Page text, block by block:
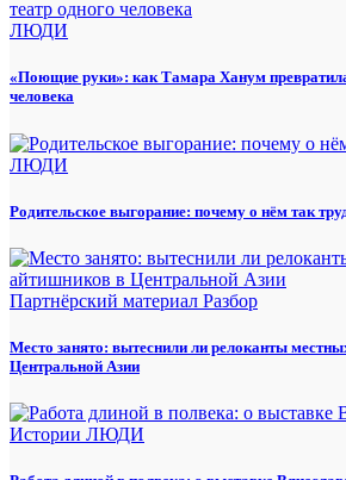
ЛЮДИ
«Поющие руки»: как Тамара Ханум превратила
человека
ЛЮДИ
Родительское выгорание: почему о нём так
Партнёрский материал Разбор
Место занято: вытеснили ли релоканты
Центральной Азии
Истории ЛЮДИ